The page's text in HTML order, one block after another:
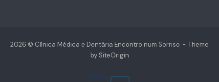
2026 © Clínica Médica e Dentária Encontro num Sorriso
Theme
by SiteOrigin